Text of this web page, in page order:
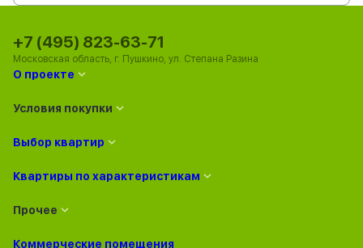
О проекте
Условия покупки
Выбор квартир
Квартиры по характеристикам
Прочее
Коммерческие помещения
+7 (495) 823-63-71
Московская область, г. Пушкино, ул. Степана Разина